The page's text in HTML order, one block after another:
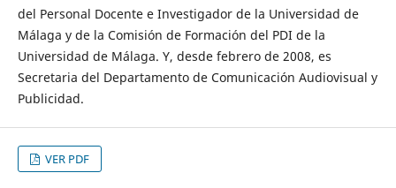
del Personal Docente e Investigador de la Universidad de
Málaga y de la Comisión de Formación del PDI de la
Universidad de Málaga. Y, desde febrero de 2008, es
Secretaria del Departamento de Comunicación Audiovisual y
Publicidad.
VER PDF